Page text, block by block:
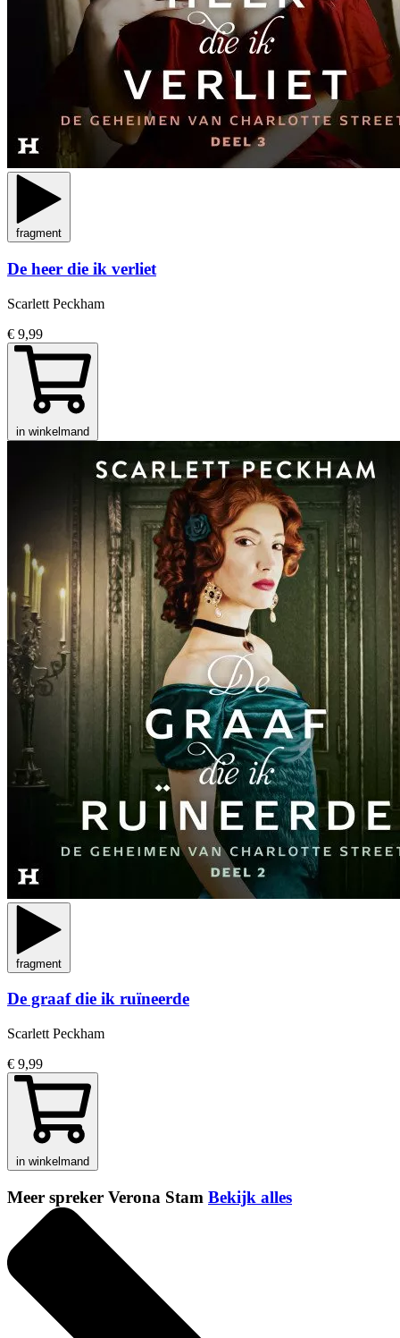
fragment
De heer die ik verliet
Scarlett Peckham
€ 9,99
in winkelmand
fragment
De graaf die ik ruïneerde
Scarlett Peckham
€ 9,99
in winkelmand
Meer spreker Verona Stam Bekijk alles